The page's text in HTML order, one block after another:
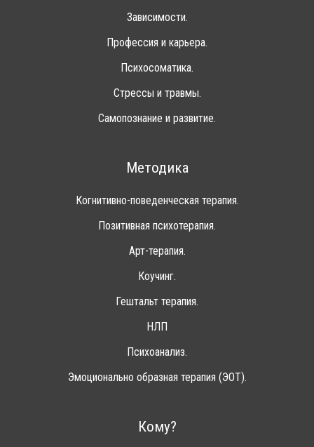
Зависимости.
Профессия и карьера.
Психосоматика.
Стрессы и травмы.
Самопознание и развитие.
Методика
Когнитивно-поведенческая терапия.
Позитивная психотерапия.
Арт-терапия.
Коучинг.
Гештальт терапия.
НЛП
Психоанализ.
Эмоционально образная терапия (ЭОТ).
Кому?